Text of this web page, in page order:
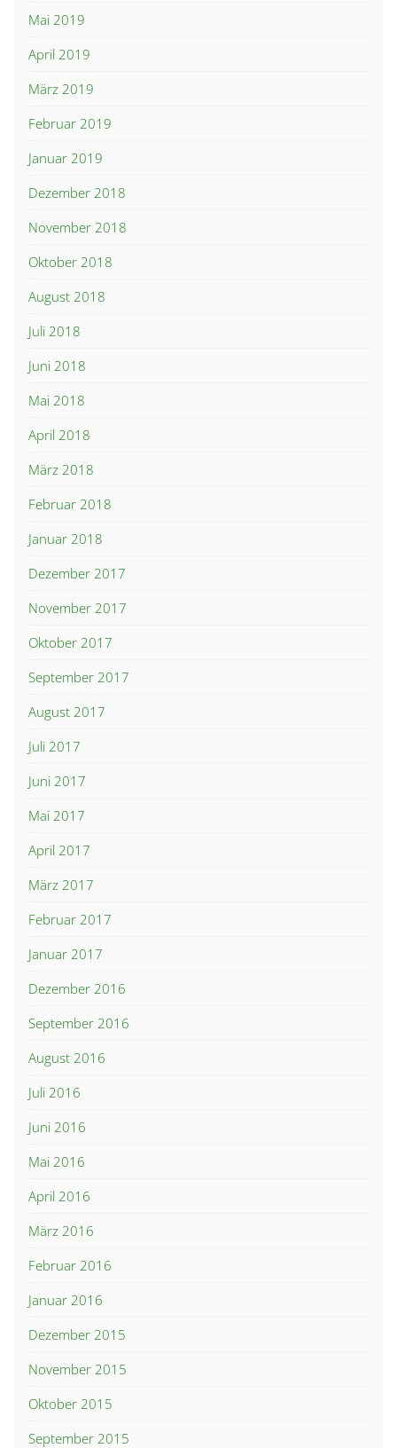
Mai 2019
April 2019
März 2019
Februar 2019
Januar 2019
Dezember 2018
November 2018
Oktober 2018
August 2018
Juli 2018
Juni 2018
Mai 2018
April 2018
März 2018
Februar 2018
Januar 2018
Dezember 2017
November 2017
Oktober 2017
September 2017
August 2017
Juli 2017
Juni 2017
Mai 2017
April 2017
März 2017
Februar 2017
Januar 2017
Dezember 2016
September 2016
August 2016
Juli 2016
Juni 2016
Mai 2016
April 2016
März 2016
Februar 2016
Januar 2016
Dezember 2015
November 2015
Oktober 2015
September 2015